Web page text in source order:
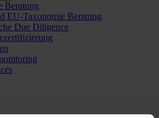
Beratung
EU-Taxonomie Beratung
Due Diligence